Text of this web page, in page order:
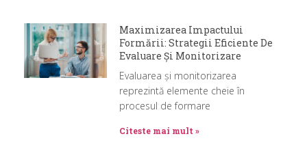
Maximizarea Impactului
Formării: Strategii Eficiente De
Evaluare Și Monitorizare
Evaluarea și monitorizarea
reprezintă elemente cheie în
procesul de formare
Citeste mai mult »